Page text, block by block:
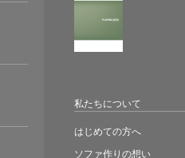
私たちについて
はじめての方へ
ソファ作りの想い